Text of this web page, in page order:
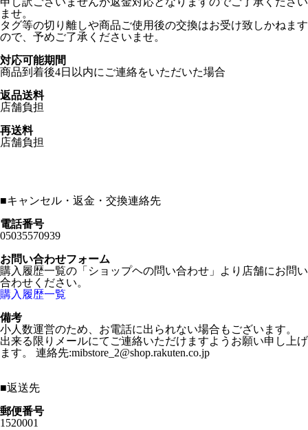
ませ。
タグ等の切り離しや商品ご使用後の交換はお受け致しかねます
ので、予めご了承くださいませ。
対応可能期間
商品到着後4日以内にご連絡をいただいた場合
返品送料
店舗負担
再送料
店舗負担
■キャンセル・返金・交換連絡先
電話番号
05035570939
お問い合わせフォーム
購入履歴一覧の「ショップヘの問い合わせ」より店舗にお問い
合わせください。
購入履歴一覧
備考
小人数運営のため、お電話に出られない場合もございます。
出来る限りメールにてご連絡いただけますようお願い申し上げ
ます。 連絡先:mibstore_2@shop.rakuten.co.jp
■返送先
郵便番号
1520001